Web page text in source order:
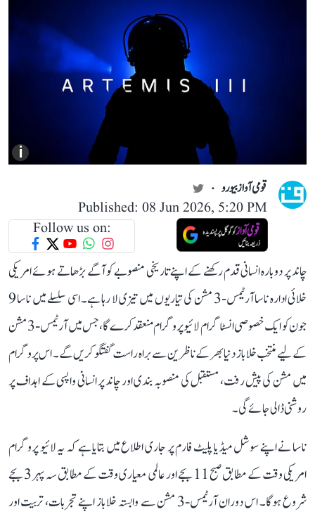
i
قومی آواز بیورو
Published: 08 Jun 2026, 5:20 PM
Follow us on:
چاند پر دوبارہ انسانی قدم رکھنے کے اپنے تاریخی منصوبے کو آگے بڑھاتے ہوئے امریکی
خلائی ادارہ ناسا آرٹیمس-3 مشن کی تیاریوں میں تیزی لا رہا ہے۔ اسی سلسلے میں ناسا 9
جون کو ایک خصوصی انسٹاگرام لائیو پروگرام منعقد کرے گا، جس میں آرٹیمس-3 مشن
کے لیے منتخب خلاباز دنیا بھر کے ناظرین سے براہ راست گفتگو کریں گے۔ اس پروگرام
میں مشن کی پیش رفت، مستقبل کی منصوبہ بندی اور چاند پر انسانی واپسی کے اہداف پر
روشنی ڈالی جائے گی۔
ناسا نے اپنے سوشل میڈیا پلیٹ فارم پر جاری اطلاع میں بتایا ہے کہ یہ لائیو پروگرام
امریکی وقت کے مطابق صبح 11 بجے اور عالمی معیاری وقت کے مطابق سہ پہر 3 بجے
شروع ہوگا۔ اس دوران آرٹیمس-3 مشن سے وابستہ خلاباز اپنے تجربات، تربیت اور